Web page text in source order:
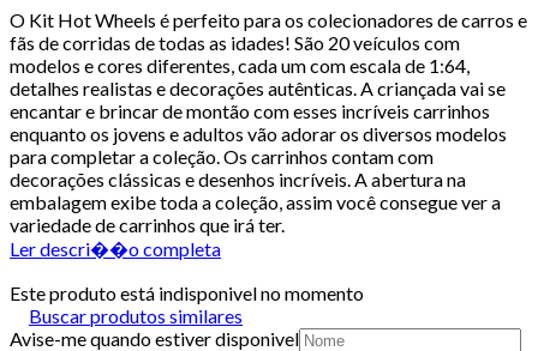
O Kit Hot Wheels é perfeito para os colecionadores de carros e
fãs de corridas de todas as idades! São 20 veículos com
modelos e cores diferentes, cada um com escala de 1:64,
detalhes realistas e decorações autênticas. A criançada vai se
encantar e brincar de montão com esses incríveis carrinhos
enquanto os jovens e adultos vão adorar os diversos modelos
para completar a coleção. Os carrinhos contam com
decorações clássicas e desenhos incríveis. A abertura na
embalagem exibe toda a coleção, assim você consegue ver a
variedade de carrinhos que irá ter.
Ler descri��o completa
Este produto está indisponivel no momento
Buscar produtos similares
Avise-me quando estiver disponivel